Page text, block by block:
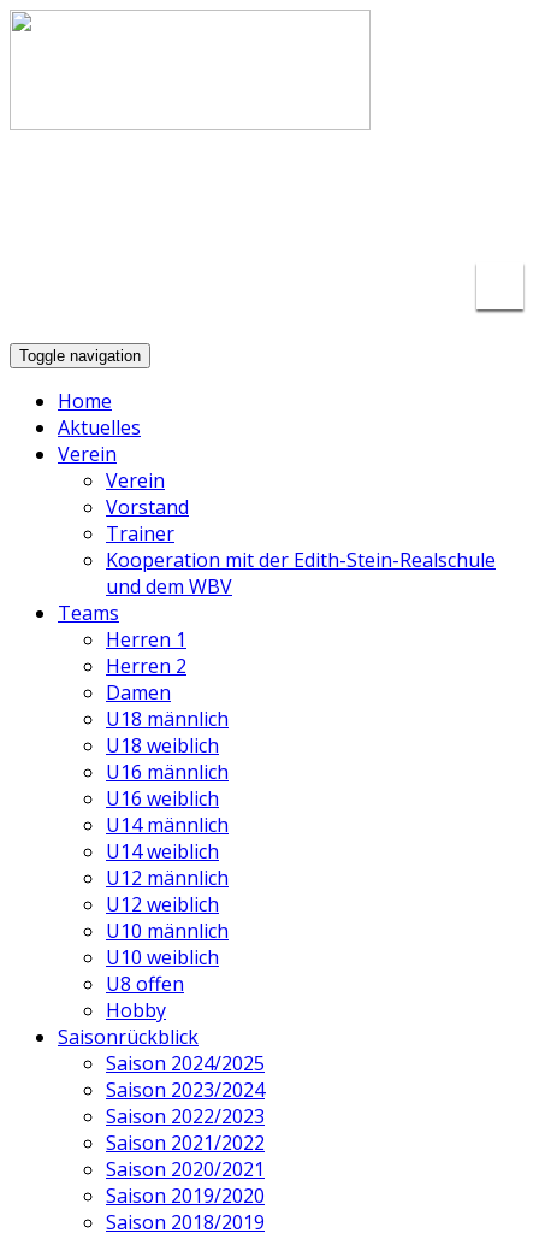
Toggle navigation
Home
Aktuelles
Verein
Verein
Vorstand
Trainer
Kooperation mit der Edith-Stein-Realschule
und dem WBV
Teams
Herren 1
Herren 2
Damen
U18 männlich
U18 weiblich
U16 männlich
U16 weiblich
U14 männlich
U14 weiblich
U12 männlich
U12 weiblich
U10 männlich
U10 weiblich
U8 offen
Hobby
Saisonrückblick
Saison 2024/2025
Saison 2023/2024
Saison 2022/2023
Saison 2021/2022
Saison 2020/2021
Saison 2019/2020
Saison 2018/2019